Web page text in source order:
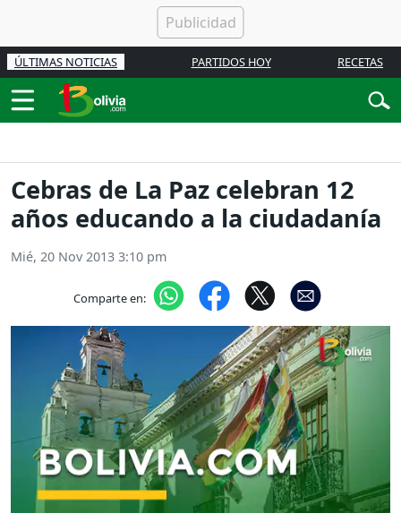
ÚLTIMAS NOTICIAS PARTIDOS HOY RECETAS
Cebras de La Paz celebran 12
años educando a la ciudadanía
Mié, 20 Nov 2013 3:10 pm
Comparte en: